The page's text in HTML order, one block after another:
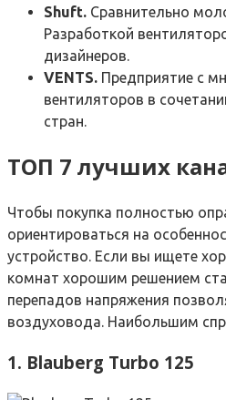
Shuft. Сравнительно
Разработкой
дизайнеров.
VENTS. Предприятие с
вентиляторов в
стран.
ТОП 7 лучших
Чтобы покупка полностью
ориентироваться на
устройство. Если вы ищете
комнат хорошим решением
перепадов напряжения
воздуховода. Наибольшим
1. Blauberg Turbo 125